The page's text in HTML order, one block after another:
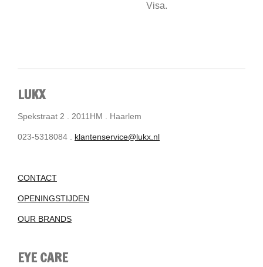
Visa.
LUKX
Spekstraat 2 . 2011HM . Haarlem
023-5318084 . klantenservice@lukx.nl
CONTACT
OPENINGSTIJDEN
OUR BRANDS
EYE CARE